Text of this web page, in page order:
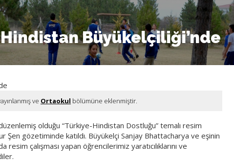
Büyükelçiliği’nde
ve Ortaokul bölümüne eklenmiştir.
olduğu “Türkiye-Hindistan Dostluğu” temalı resim
Şen gözetiminde katıldı. Büyükelçi Sanjay Bhattacharya ve eşinin
çalışması yapan öğrencilerimiz yaratıcılıklarını ve